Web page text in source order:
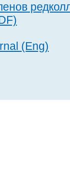
(Eng)